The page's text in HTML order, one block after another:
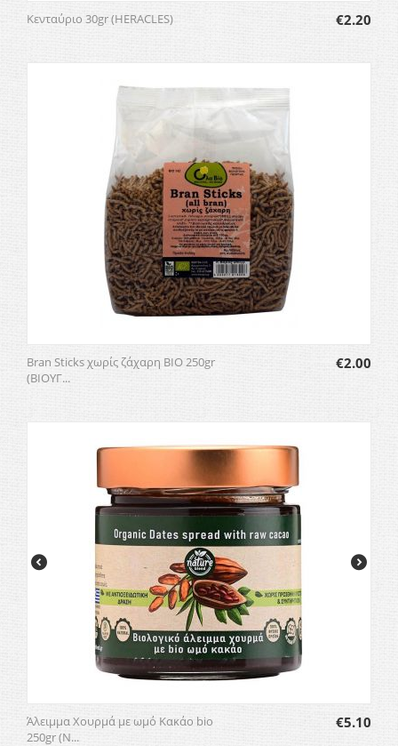
Κενταύριο 30gr (HERACLES) €2.20
Bran Sticks χωρίς ζάχαρη BIO 250gr
(ΒΙΟΥΓ...
€2.00
Άλειμμα Χουρμά με ωμό Κακάο bio
250gr (N...
€5.10